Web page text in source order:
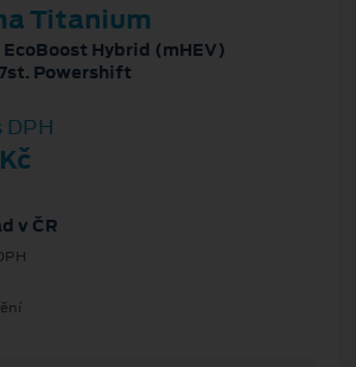
Titanium
Hybrid (mHEV)
Powershift
DPH
v ČR